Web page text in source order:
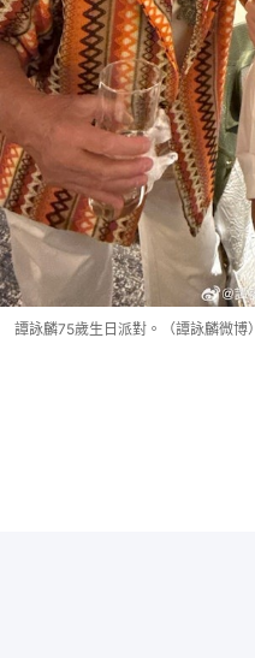
譚詠麟75歲生日派對。（譚詠麟微博）